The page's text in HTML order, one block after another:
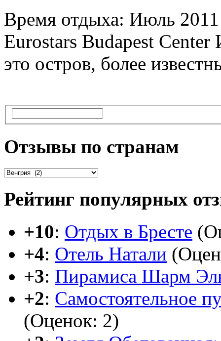
Время отдыха: Июль
Eurostars Budapest
это остров, более
Отзывы по странам
Рейтинг популярных
+10: Отдых в Бресте
+4: Отель Натали
+3: Пирамиса Шарм
+2: Самостоятельное
(Оценок: 2)